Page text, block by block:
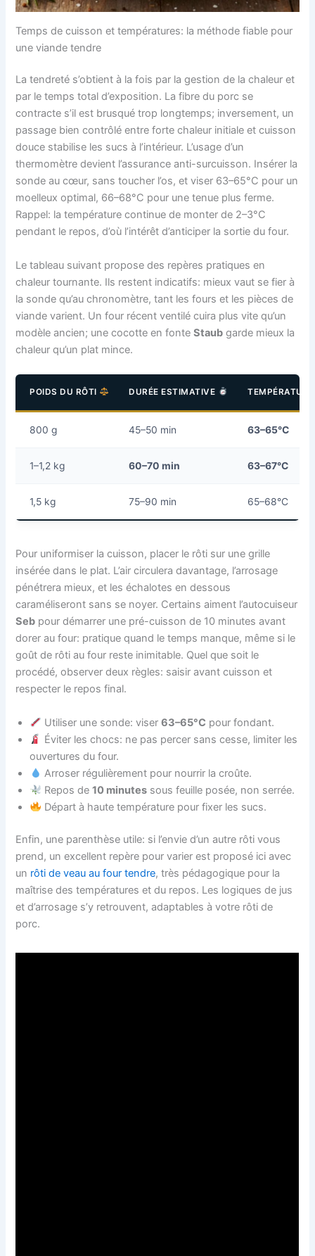
Temps de cuisson et températures: la méthode fiable pour
une viande tendre
La tendreté s’obtient à la fois par la gestion de la chaleur et
par le temps total d’exposition. La fibre du porc se
contracte s’il est brusqué trop longtemps; inversement, un
passage bien contrôlé entre forte chaleur initiale et cuisson
douce stabilise les sucs à l’intérieur. L’usage d’un
thermomètre devient l’assurance anti-surcuisson. Insérer la
sonde au cœur, sans toucher l’os, et viser 63–65°C pour un
moelleux optimal, 66–68°C pour une tenue plus ferme.
Rappel: la température continue de monter de 2–3°C
pendant le repos, d’où l’intérêt d’anticiper la sortie du four.
Le tableau suivant propose des repères pratiques en
chaleur tournante. Ils restent indicatifs: mieux vaut se fier à
la sonde qu’au chronomètre, tant les fours et les pièces de
viande varient. Un four récent ventilé cuira plus vite qu’un
modèle ancien; une cocotte en fonteStaub garde mieux la
chaleur qu’un plat mince.
POIDS DU RÔTI DURÉE ESTIMATIVE
800 g 45–50 min 63–65°C
1–1,2 kg 60–70 min 63–67°C
1,5 kg 75–90 min 65–68°C
Pour uniformiser la cuisson, placer le rôti sur une grille
insérée dans le plat. L’air circulera davantage, l’arrosage
pénétrera mieux, et les échalotes en dessous
caraméliseront sans se noyer. Certains aiment l’autocuiseur
Seb pour démarrer une pré-cuisson de 10 minutes avant
dorer au four: pratique quand le temps manque, même si le
goût de rôti au four reste inimitable. Quel que soit le
procédé, observer deux règles: saisir avant cuisson et
respecter le repos final.
Utiliser une sonde: viser63–65°C pour fondant.
Éviter les chocs: ne pas percer sans cesse, limiter les
ouvertures du four.
Arroser régulièrement pour nourrir la croûte.
Repos de10 minutes sous feuille posée, non serrée.
Départ à haute température pour fixer les sucs.
Enfin, une parenthèse utile: si l’envie d’un autre rôti vous
prend, un excellent repère pour varier est proposé ici avec
un rôti de veau au four tendre, très pédagogique pour la
maîtrise des températures et du repos. Les logiques de jus
et d’arrosage s’y retrouvent, adaptables à votre rôti de
porc.